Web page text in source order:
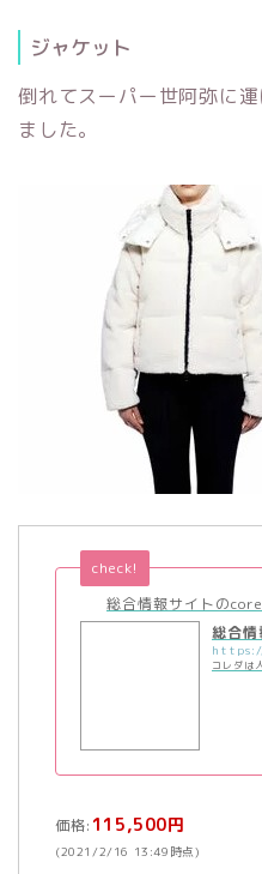
ジャケット
倒れてスーパー世阿弥に
ました。
総合情報サイトの
check!
総合
コレダは
価格: 115,500円
(2021/2/16 13:49時点)